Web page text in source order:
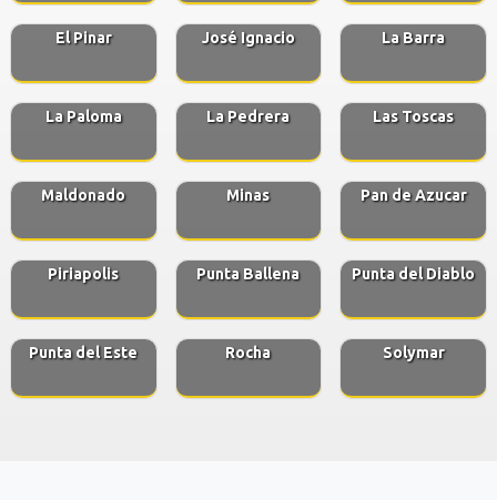
El Pinar José Ignacio La Barra
La Paloma La Pedrera Las Toscas
Maldonado Minas Pan de Azucar
Piriapolis Punta Ballena Punta del Diablo
Punta del Este Rocha Solymar